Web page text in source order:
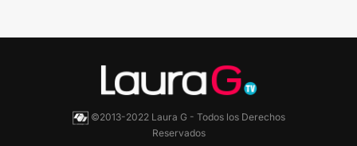
©2013-2022 Laura G - Todos los Derechos
Reservados